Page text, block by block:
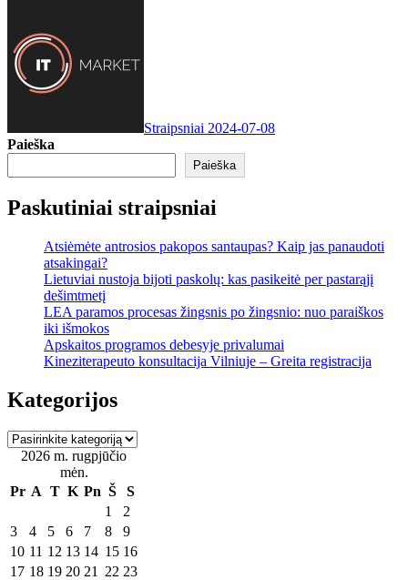
Straipsniai 2024-07-08
Paieška
Paieška
Paskutiniai straipsniai
Atsiėmėte antrosios pakopos santaupas? Kaip jas panaudoti
atsakingai?
Lietuviai nustoja bijoti paskolų: kas pasikeitė per pastarąjį
dešimtmetį
LEA paramos procesas žingsnis po žingsnio: nuo paraiškos
iki išmokos
Apskaitos programos debesyje privalumai
Kineziterapeuto konsultacija Vilniuje – Greita registracija
Kategorijos
Kategorijos
2026 m. rugpjūčio
mėn.
Pr A T K Pn Š
S
1
2
3
4 5 6 7 8
9
10 11 12 13 14 15 16
17 18 19 20 21 22 23